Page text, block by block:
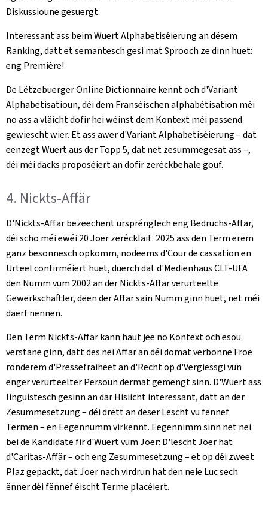
Diskussioune gesuergt.
Interessant ass beim Wuert Alphabetiséierung an dësem
Ranking, datt et semantesch gesi mat Sprooch ze dinn huet:
eng Première!
De Lëtzebuerger Online Dictionnaire kennt och d'Variant
Alphabetisatioun, déi dem Franséischenalphabétisation méi
no ass a vläicht dofir hei wéinst dem Kontext méi passend
gewiescht wier. Et ass awer d'Variant Alphabetiséierung – dat
eenzegt Wuert aus der Topp 5, dat net zesummegesat ass –,
déi méi dacks proposéiert an dofir zeréckbehale gouf.
4. Nickts-Affär
D'Nickts-Affär bezeechent ursprénglech eng Bedruchs-Affär,
déi scho méi ewéi 20 Joer zeréckläit. 2025 ass den Term erëm
ganz besonnesch opkomm, nodeems d'Cour de cassation en
Urteel confirméiert huet, duerch dat d'Medienhaus CLT-UFA
den Numm vum 2002 an der Nickts-Affär verurteelte
Gewerkschaftler, deen der Affär säin Numm ginn huet, net méi
däerf nennen.
Den Term Nickts-Affär kann haut jee no Kontext och esou
verstane ginn, datt dës nei Affär an déi domat verbonne Froe
ronderëm d'Pressefräiheet an d'Recht op d'Vergiessgi vun
enger verurteelter Persoun dermat gemengt sinn. D'Wuert ass
linguistesch gesinn an där Hisiicht interessant, datt an der
Zesummesetzung – déi drëtt an dëser Lëscht vu fënnef
Termen – en Eegennumm virkënnt. Eegennimm sinn net nei
bei de Kandidate fir d'Wuert vum Joer: D'lescht Joer hat
d'Caritas-Affär – och eng Zesummesetzung – et op déi zweet
Plaz gepackt, dat Joer nach virdrun hat den neie Luc sech
ënner déi fënnef éischt Terme placéiert.